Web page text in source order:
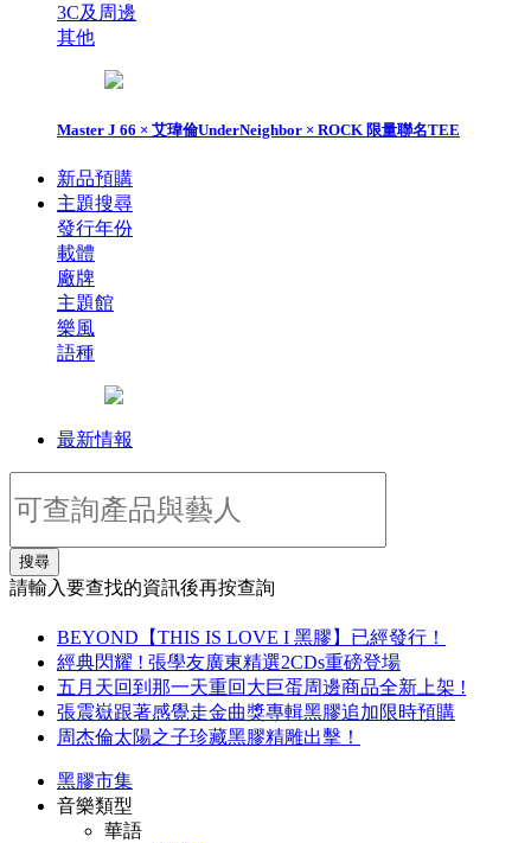
3C及周邊
其他
Master J 66 × 艾瑋倫UnderNeighbor × ROCK 限量聯名TEE
新品預購
主題搜尋
發行年份
載體
廠牌
主題館
樂風
語種
最新情報
搜尋
請輸入要查找的資訊後再按查詢
BEYOND【THIS IS LOVE I 黑膠】已經發行！
經典閃耀 ! 張學友廣東精選2CDs重磅登場
五月天回到那一天重回大巨蛋周邊商品全新上架 !
張震嶽跟著感覺走金曲獎專輯黑膠追加限時預購
周杰倫太陽之子珍藏黑膠精雕出擊！
黑膠市集
音樂類型
華語